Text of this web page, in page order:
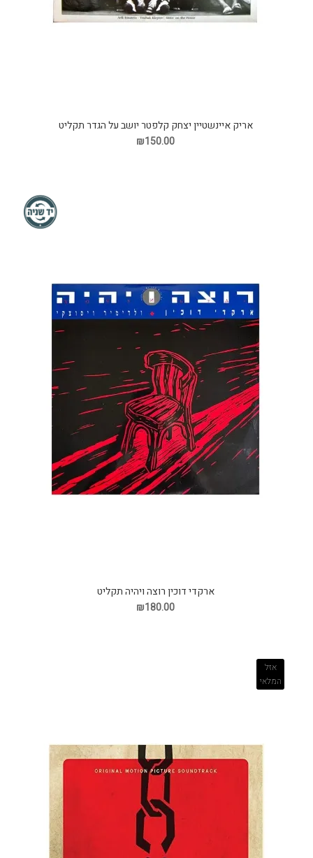
אריק איינשטיין יצחק קלפטר יושב על הגדר תקליט
₪150.00
ארקדי דוכין רוצה ויהיה תקליט
₪180.00
אזל
המלאי